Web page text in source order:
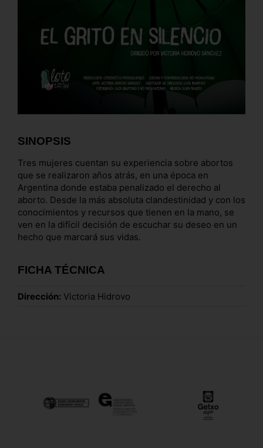
SINOPSIS
Tres mujeres cuentan su experiencia sobre abortos
que se realizaron años atrás, en una época en
Argentina donde estaba penalizado el derecho al
aborto. Desde la más absoluta clandestinidad y con los
conocimientos y recursos que tienen en la mano, se
ven en la difícil decisión de escuchar su deseo en un
hecho que marcará sus vidas.
FICHA TÉCNICA
Dirección: Victoria Hidrovo